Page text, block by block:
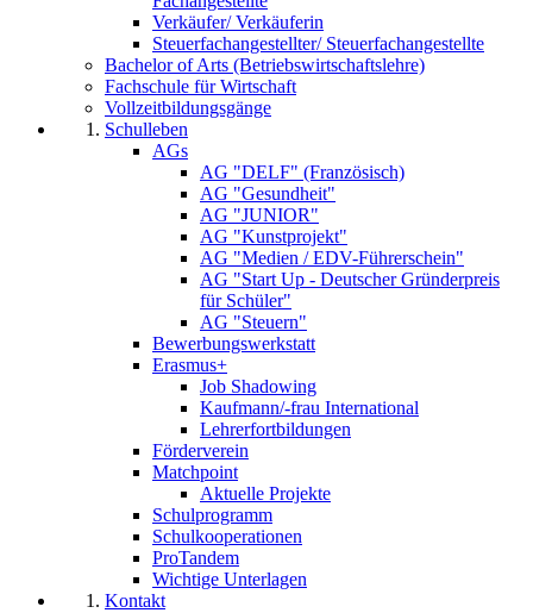
Verkäufer/ Verkäuferin
Steuerfachangestellter/ Steuerfachangestellte
Bachelor of Arts (Betriebswirtschaftslehre)
Fachschule für Wirtschaft
Vollzeitbildungsgänge
Schulleben
AGs
AG "DELF" (Französisch)
AG "Gesundheit"
AG "JUNIOR"
AG "Kunstprojekt"
AG "Medien / EDV-Führerschein"
AG "Start Up - Deutscher Gründerpreis
für Schüler"
AG "Steuern"
Bewerbungswerkstatt
Erasmus+
Job Shadowing
Kaufmann/-frau International
Lehrerfortbildungen
Förderverein
Matchpoint
Aktuelle Projekte
Schulprogramm
Schulkooperationen
ProTandem
Wichtige Unterlagen
Kontakt